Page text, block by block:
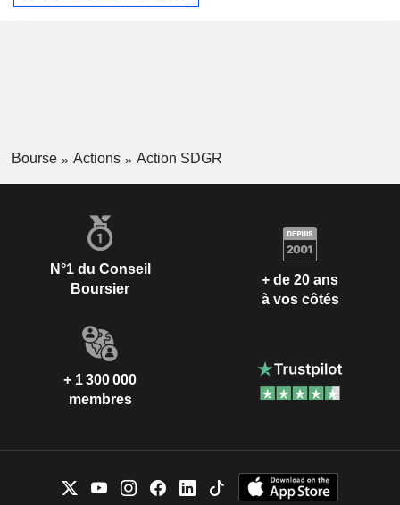
Bourse Actions Action SDGR
N°1 du Conseil
Boursier
+ de 20 ans
à vos côtés
+ 1 300 000
membres